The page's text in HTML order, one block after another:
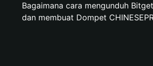
Bagaimana cara mengunduh
dan membuat Dompet